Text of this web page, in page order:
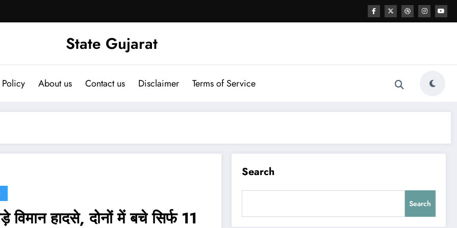
State Gujarat
About us Contact us Disclaimer Terms of Service
विमान हादसे, दोनों में बचे सिर्फ 11
Search
Search